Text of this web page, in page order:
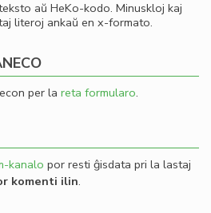
aŭ HeKo-kodo. Minuskloj kaj
literoj ankaŭ en x-formato.
per la reta formularo.
kanalo por resti ĝisdata pri la lastaj
komenti ilin.